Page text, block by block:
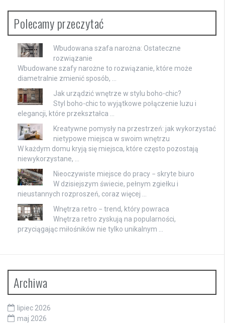
Polecamy przeczytać
Wbudowana szafa narożna: Ostateczne
rozwiązanie
Wbudowane szafy narożne to rozwiązanie, które może
diametralnie zmienić sposób, …
Jak urządzić wnętrze w stylu boho-chic?
Styl boho-chic to wyjątkowe połączenie luzu i
elegancji, które przekształca …
Kreatywne pomysły na przestrzeń: jak wykorzystać
nietypowe miejsca w swoim wnętrzu
W każdym domu kryją się miejsca, które często pozostają
niewykorzystane, …
Nieoczywiste miejsce do pracy − skryte biuro
W dzisiejszym świecie, pełnym zgiełku i
nieustannych rozproszeń, coraz więcej …
Wnętrza retro − trend, który powraca
Wnętrza retro zyskują na popularności,
przyciągając miłośników nie tylko unikalnym …
Archiwa
lipiec 2026
maj 2026